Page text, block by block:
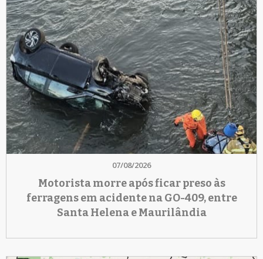
07/08/2026
Motorista morre após ficar preso às
ferragens em acidente na GO-409, entre
Santa Helena e Maurilândia